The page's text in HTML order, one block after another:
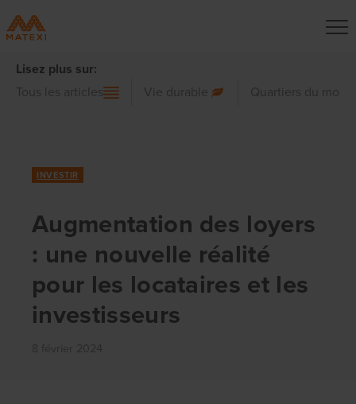
Lisez plus sur:
Tous les articles
Vie durable Quartiers du
INVESTIR
Augmentation des loyers
: une nouvelle réalité
pour les locataires et les
investisseurs